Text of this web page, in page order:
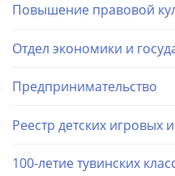
Повышение правовой
Отдел экономики и
Предпринимательство
Реестр детских
100-летие тувинских